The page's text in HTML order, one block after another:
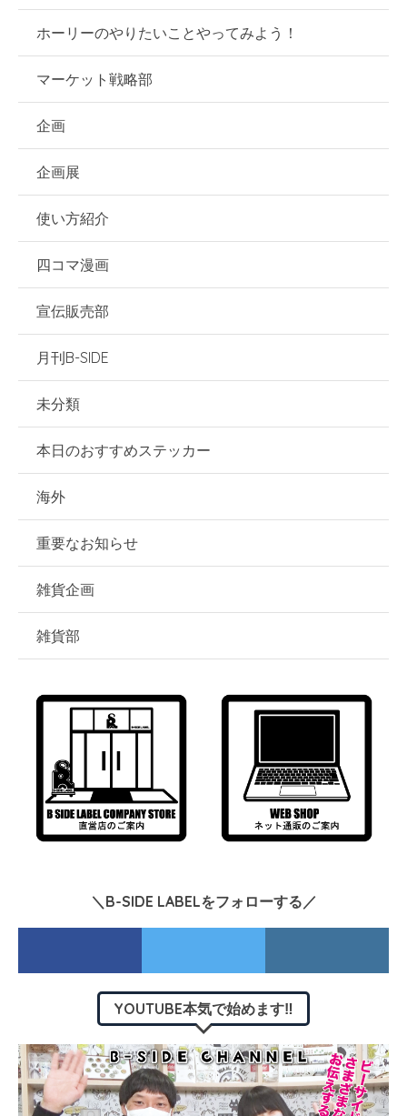
ホーリーのやりたいことやってみよう！
マーケット戦略部
企画
企画展
使い方紹介
四コマ漫画
宣伝販売部
月刊B-SIDE
未分類
本日のおすすめステッカー
海外
重要なお知らせ
雑貨企画
雑貨部
＼B-SIDE LABELをフォローする／
YOUTUBE本気で始めます‼︎